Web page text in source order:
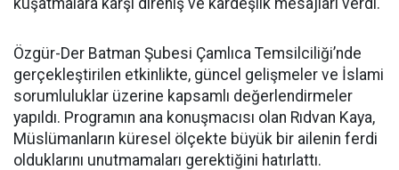
kuşatmalara karşı direniş ve kardeşlik mesajları verdi.
Özgür-Der Batman Şubesi Çamlıca Temsilciliği’nde
gerçekleştirilen etkinlikte, güncel gelişmeler ve İslami
sorumluluklar üzerine kapsamlı değerlendirmeler
yapıldı. Programın ana konuşmacısı olan Rıdvan Kaya,
Müslümanların küresel ölçekte büyük bir ailenin ferdi
olduklarını unutmamaları gerektiğini hatırlattı.